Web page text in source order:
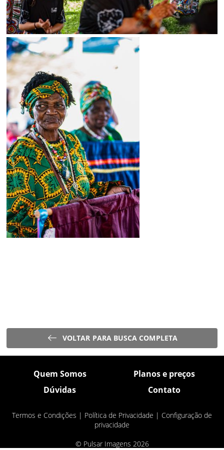
VOLTAR PARA BUSCA COMPLETA
Quem Somos
Planos e preços
Dúvidas
Contato
Termos e Condições | Política de Privacidade | Configuração de
privacidade
© Pulsar Imagens 2026